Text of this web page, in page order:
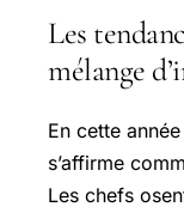
Les
mélange
En cette
s’affirme
Les chefs